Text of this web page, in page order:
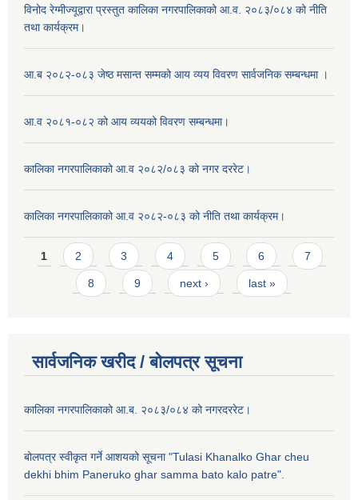
विनोद रेग्मीज्यूद्वारा प्रस्तुत कालिका नगरपालिकाको आ.व. २०८३/०८४ को नीति
तथा कार्यक्रम।
आ.ब २०८२-०८३ जेष्ठ मसान्त सम्मको आय व्यय विवरण सार्वजनिक सम्बन्धमा ।
आ.व २०८१-०८२ को आय व्ययको विवरण सम्बन्धमा।
कालिका नगरपालिकाको आ.व २०८२/०८३ को नगर दररेट।
कालिका नगरपालिकाको आ.व २०८२-०८३ को नीति तथा कार्यक्रम।
Pages
1 2 3 4 5 6 7
8 9 next › last »
सार्वजनिक खरीद / बाेलपत्र सूचना
कालिका नगरपालिकाको आ.ब. २०८३/०८४ को नगरदररेट।
बोलपत्र स्वीकृत गर्ने आशयको सूचना "Tulasi Khanalko Ghar cheu
dekhi bhim Paneruko ghar samma bato kalo patre".